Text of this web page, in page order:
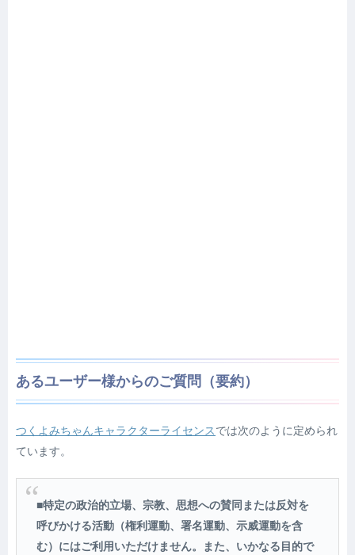
あるユーザー様からのご質問（要約）
つくよみちゃんキャラクターライセンスでは次のように定められ
ています。
■特定の政治的立場、宗教、思想への賛同または反対を
呼びかける活動 （権利運動、署名運動、示威運動を含
む） にはご利用いただけません。 また、 いかなる目的で